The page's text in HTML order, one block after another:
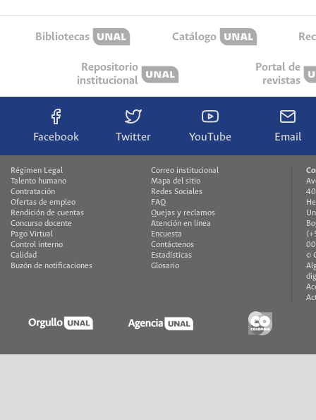
Bibliotecas Catálogo
Repositorio
institucional
Portal de
revistas
Facebook Twitter YouTube Email
Régimen Legal
Talento humano
Contratación
Ofertas de empleo
Rendición de cuentas
Concurso docente
Pago Virtual
Control interno
Calidad
Buzón de notificaciones
Correo institucional
Mapa del sitio
Redes Sociales
FAQ
Quejas y reclamos
Atención en línea
Encuesta
Contáctenos
Estadísticas
Glosario
©